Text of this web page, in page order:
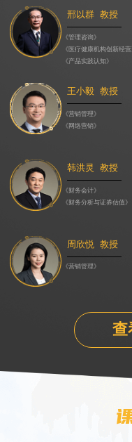
邢以群 教授
《管理咨询》
《医疗健康机构创新经营
《产品实践认知》
王小毅 教授
《营销管理》
《网络营销》
韩洪灵 教授
《财务会计》
《财务分析与证券估值》
周欣悦 教授
《营销管理》
查